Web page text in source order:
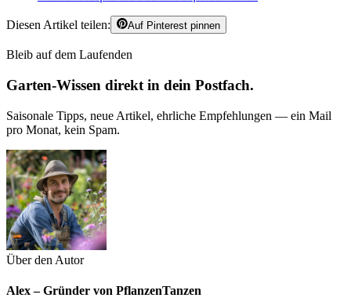
Diesen Artikel teilen: Auf Pinterest pinnen
Bleib auf dem Laufenden
Garten-Wissen direkt in dein Postfach.
Saisonale Tipps, neue Artikel, ehrliche Empfehlungen — ein Mail
pro Monat, kein Spam.
Über den Autor
Alex – Gründer von PflanzenTanzen